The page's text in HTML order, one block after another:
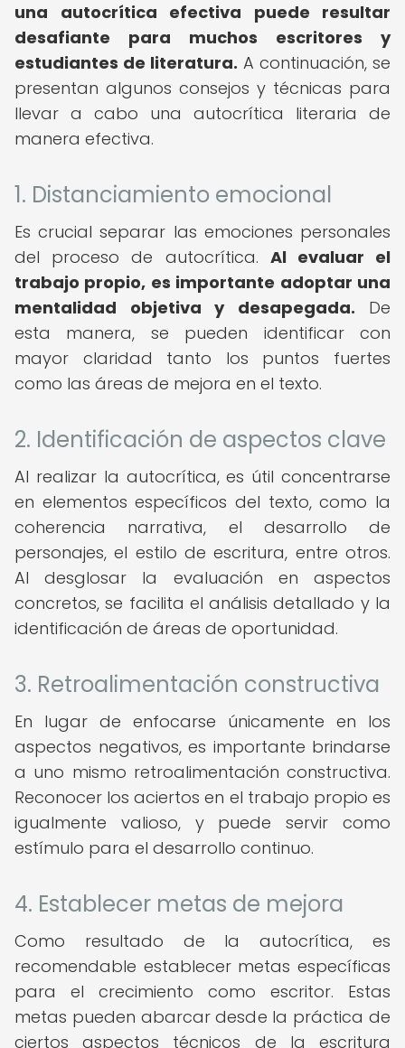
una autocrítica efectiva puede resultar
desafiante para muchos escritores y
estudiantes de literatura. A continuación, se
presentan algunos consejos y técnicas para
llevar a cabo una autocrítica literaria de
manera efectiva.
1. Distanciamiento emocional
Es crucial separar las emociones personales
del proceso de autocrítica. Al evaluar el
trabajo propio, es importante adoptar una
mentalidad objetiva y desapegada. De
esta manera, se pueden identificar con
mayor claridad tanto los puntos fuertes
como las áreas de mejora en el texto.
2. Identificación de aspectos clave
Al realizar la autocrítica, es útil concentrarse
en elementos específicos del texto, como la
coherencia narrativa, el desarrollo de
personajes, el estilo de escritura, entre otros.
Al desglosar la evaluación en aspectos
concretos, se facilita el análisis detallado y la
identificación de áreas de oportunidad.
3. Retroalimentación constructiva
En lugar de enfocarse únicamente en los
aspectos negativos, es importante brindarse
a uno mismo retroalimentación constructiva.
Reconocer los aciertos en el trabajo propio es
igualmente valioso, y puede servir como
estímulo para el desarrollo continuo.
4. Establecer metas de mejora
Como resultado de la autocrítica, es
recomendable establecer metas específicas
para el crecimiento como escritor. Estas
metas pueden abarcar desde la práctica de
ciertos aspectos técnicos de la escritura